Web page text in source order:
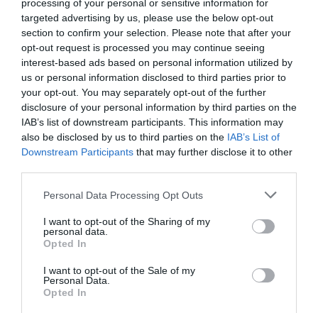
processing of your personal or sensitive information for
targeted advertising by us, please use the below opt-out
section to confirm your selection. Please note that after your
opt-out request is processed you may continue seeing
interest-based ads based on personal information utilized by
us or personal information disclosed to third parties prior to
your opt-out. You may separately opt-out of the further
disclosure of your personal information by third parties on the
IAB’s list of downstream participants. This information may
also be disclosed by us to third parties on the IAB’s List of
Downstream Participants that may further disclose it to other
Please note that this website/app uses one or more Google
not limited to your visit or usage behaviour. You may click to
grant or deny consent to Google and its third-party tags to
use your data for below specified purposes in below Google
consent section.
Personal Data Processing Opt Outs
I want to opt-out of the Sharing of my
personal data.
Opted In
I want to opt-out of the Sale of my
Personal Data.
Opted In
A rendezvényen jelen lesz a Holdvölgy (Mád),
a Tornai Pincészet (Somló-hegy), a Káli Kövek
Pincészet (Szentbékkála), a Tóth Ferenc
Pincészet (Eger), a Gallay Kézműves Pince
(Nyékládháza), a Kovács Nimród Winery
(Eger), a Dobosi Pincészet (Szentantalfa), a
Beöthy (Csobánc-hegy), az Eszterbauer
Pincészet (Szekszárd), a Thummerer
Pincészet (Noszvaj), a Bock Pince (Villány), a
Mészáros Borház (Szekszárd), a Gere Attila
Pincészet, (Villány), a Balla Géza Pincészet